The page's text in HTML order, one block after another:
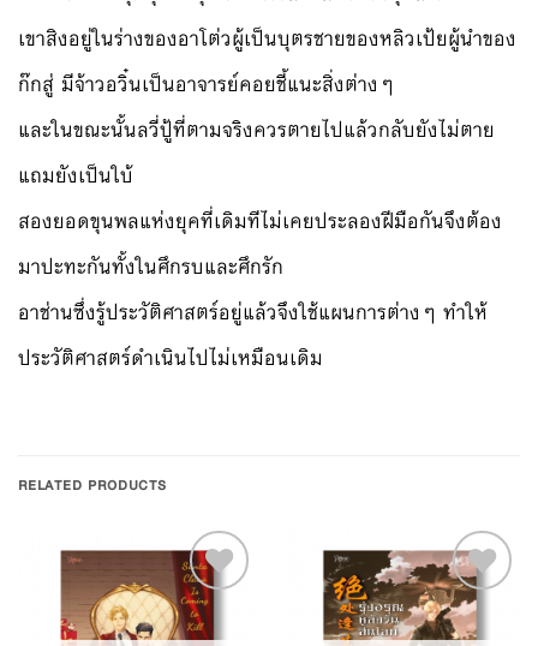
เขาสิงอยู่ในร่างของอาโต่วผู้เป็นบุตรชายของหลิวเป้ยผู้นำของ
ก๊กสู่ มีจ้าวอวิ๋นเป็นอาจารย์คอยชี้แนะสิ่งต่างๆ
และในขณะนั้นลวี่ปู้ที่ตามจริงควรตายไปแล้วกลับยังไม่ตาย
แถมยังเป็นใบ้
สองยอดขุนพลแห่งยุคที่เดิมทีไม่เคยประลองฝีมือกันจึงต้อง
มาปะทะกันทั้งในศึกรบและศึกรัก
อาช่านซึ่งรู้ประวัติศาสตร์อยู่แล้วจึงใช้แผนการต่างๆ ทำให้
ประวัติศาสตร์ดำเนินไปไม่เหมือนเดิม
RELATED PRODUCTS